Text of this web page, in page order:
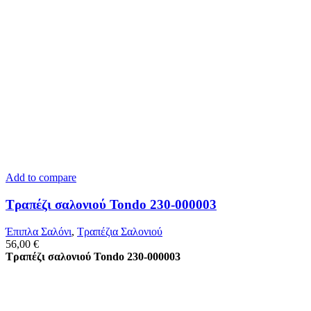
Add to compare
Τραπέζι σαλονιού Tondo 230-000003
Έπιπλα Σαλόνι, Τραπέζια Σαλονιού
56,00 €
Τραπέζι σαλονιού Tondo 230-000003